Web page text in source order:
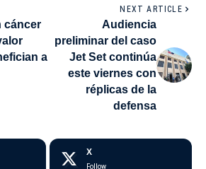
cáncer
a
NEXT ARTICLE
Audiencia
preliminar del caso
Jet Set continúa
este viernes con
réplicas de la
defensa
X
Follow